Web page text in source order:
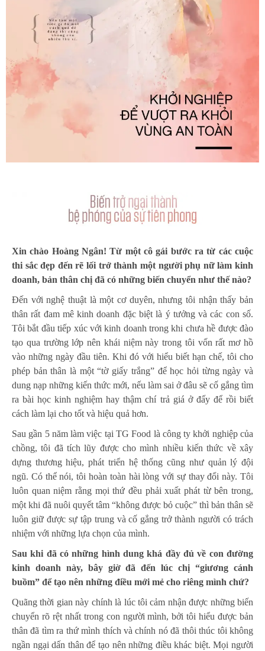
Xin chào Hoàng Ngân! Từ một cô gái bước ra từ các cuộc
thi sắc đẹp đến rẽ lối trở thành một người phụ nữ làm kinh
doanh, bản thân chị đã có những biến chuyển như thế nào?
Đến với nghệ thuật là một cơ duyên, nhưng tôi nhận thấy bản
thân rất đam mê kinh doanh đặc biệt là ý tưởng và các con số.
Tôi bắt đầu tiếp xúc với kinh doanh trong khi chưa hề được đào
tạo qua trường lớp nên khái niệm này trong tôi vốn rất mơ hồ
vào những ngày đầu tiên. Khi đó với hiểu biết hạn chế, tôi cho
phép bản thân là một “tờ giấy trắng” để học hỏi từng ngày và
dung nạp những kiến thức mới, nếu làm sai ở đâu sẽ cố gắng tìm
ra bài học kinh nghiệm hay thậm chí trả giá ở đấy để rồi biết
cách làm lại cho tốt và hiệu quả hơn.
Sau gần 5 năm làm việc tại TG Food là công ty khởi nghiệp của
chồng, tôi đã tích lũy được cho mình nhiều kiến thức về xây
dựng thương hiệu, phát triển hệ thống cũng như quản lý đội
ngũ. Có thể nói, tôi hoàn toàn hài lòng với sự thay đổi này. Tôi
luôn quan niệm rằng mọi thứ đều phải xuất phát từ bên trong,
một khi đã nuôi quyết tâm “không được bỏ cuộc” thì bản thân sẽ
luôn giữ được sự tập trung và cố gắng trở thành người có trách
nhiệm với những lựa chọn của mình.
Sau khi đã có những hình dung khá đầy đủ về con đường
kinh doanh này, bây giờ đã đến lúc chị “giương cánh
buồm” để tạo nên những điều mới mẻ cho riêng mình chứ?
Quãng thời gian này chính là lúc tôi cảm nhận được những biến
chuyển rõ rệt nhất trong con người mình, bởi tôi hiểu được bản
thân đã tìm ra thứ mình thích và chính nó đã thôi thúc tôi không
ngần ngại dấn thân để tạo nên những điều khác biệt. Mọi người